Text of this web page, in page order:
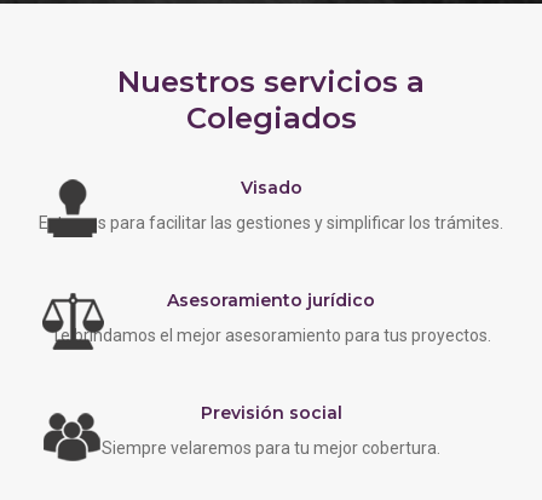
Nuestros servicios a
Colegiados
Visado
Estamos para facilitar las gestiones y simplificar los trámites.
Asesoramiento jurídico
Te brindamos el mejor asesoramiento para tus proyectos.
Previsión social
Siempre velaremos para tu mejor cobertura.